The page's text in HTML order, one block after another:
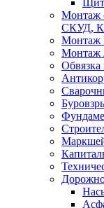
СКУД,
Монтаж
Монтаж
Обвязка